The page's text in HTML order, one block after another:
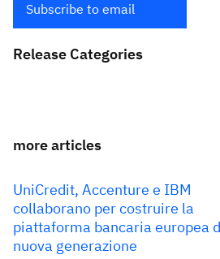
Subscribe to email
Release Categories
more articles
UniCredit, Accenture e IBM
collaborano per costruire la
piattaforma bancaria europea
nuova generazione